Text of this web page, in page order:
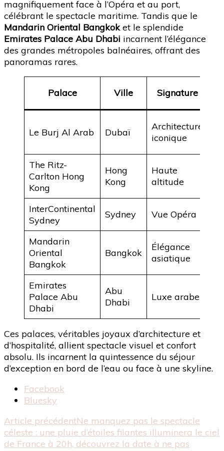
magnifiquement face à l’Opéra et au port,
célébrant le spectacle maritime. Tandis que le
Mandarin Oriental Bangkoket le splendide
Emirates Palace Abu Dhabi incarnent l’élégance
des grandes métropoles balnéaires, offrant des
panoramas rares.
Palace Ville Signature
Le Burj Al Arab Dubaï
Architecture
iconique
The Ritz-
Carlton Hong
Kong
Hong
Kong
Haute
altitude
InterContinental
Sydney
Sydney Vue Opéra
Mandarin
Oriental
Bangkok
Bangkok
Élégance
asiatique
Emirates
Palace Abu
Dhabi
Abu
Dhabi
Luxe arabe
Ces palaces, véritables joyaux d’architecture et
d’hospitalité, allient spectacle visuel et confort
absolu. Ils incarnent la quintessence du séjour
d’exception en bord de l’eau ou face à une skyline.
Partager
"Séjour
d’exception
:
Facebook
Bluesky
Navigation
d'article
Article précédentNe manquez pas le spectacle
céleste : une pluie d’étoiles filantes illuminera le ciel
de France à 20h, découvrez la date à ne pas